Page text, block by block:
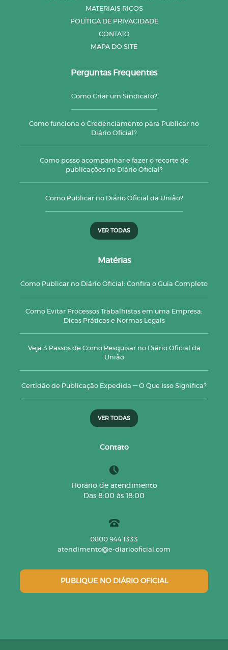
MATERIAIS RICOS
POLÍTICA DE PRIVACIDADE
CONTATO
MAPA DO SITE
Perguntas Frequentes
Como Criar um Sindicato?
Como funciona o Credenciamento para Publicar no
Diário Oficial?
Como posso acompanhar e fazer o recorte de
publicações no Diário Oficial?
Como Publicar no Diário Oficial da União?
VER TODAS
Matérias
Como Publicar no Diário Oficial: Confira o Guia Completo
Como Evitar Processos Trabalhistas em uma Empresa:
Dicas Práticas e Normas Legais
Veja 3 Passos de Como Pesquisar no Diário Oficial da
União
Certidão de Publicação Expedida — O Que Isso Significa?
VER TODAS
Contato
Horário de atendimento
Das 8:00 às 18:00
0800 944 1333
atendimento@e-diariooficial.com
PUBLIQUE NO DIÁRIO OFICIAL